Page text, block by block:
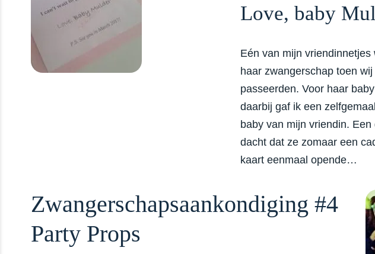
Love, baby
Eén van mijn
haar zwangerschap toen
passeerden. Voor haar
daarbij gaf ik een
baby van mijn vriendin.
dacht dat ze zomaar een
kaart eenmaal opende…
Zwangerschapsaankondiging #4
Party Props